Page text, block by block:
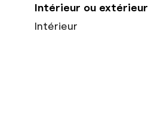
Intérieur ou extérieur
Intérieur